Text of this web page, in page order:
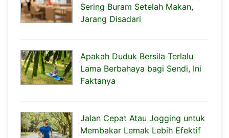
Sering Buram Setelah Makan,
Jarang Disadari
Apakah Duduk Bersila Terlalu
Lama Berbahaya bagi Sendi, Ini
Faktanya
Jalan Cepat Atau Jogging untuk
Membakar Lemak Lebih Efektif